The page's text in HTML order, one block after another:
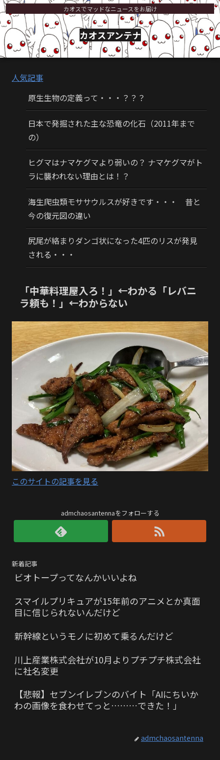
カオスでマッドなニュースをお届け
カオスアンテナ
人気記事
原生生物の定義って・・・？？？
日本で発掘された主な恐竜の化石（2011年まで
の）
ヒグマはナマケグマより弱いの？ ナマケグマがト
ラに襲われない理由とは！？
海生爬虫類モササウルスが好きです・・・ 昔と
今の復元図の違い
尻尾が絡まりダンゴ状になった4匹のリスが発見
される・・・
「中華料理屋入ろ！」←わかる「レバニ
ラ頼も！」←わからない
このサイトの記事を見る
admchaosantennaをフォローする
新着記事
ビオトープってなんかいいよね
スマイルプリキュアが15年前のアニメとか真面
目に信じられないんだけど
新幹線というモノに初めて乗るんだけど
川上産業株式会社が10月よりプチプチ株式会社
に社名変更
【悲報】セブンイレブンのバイト「AIにちいか
わの画像を食わせてっと………できた！」
admchaosantenna